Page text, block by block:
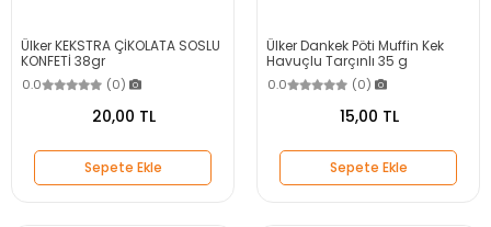
Ülker KEKSTRA ÇİKOLATA SOSLU
KONFETİ 38gr
0.0 (0)
20,00 TL
Sepete Ekle
Ülker Dankek Pöti Muffin Kek
Havuçlu Tarçınlı 35 g
0.0 (0)
15,00 TL
Sepete Ekle